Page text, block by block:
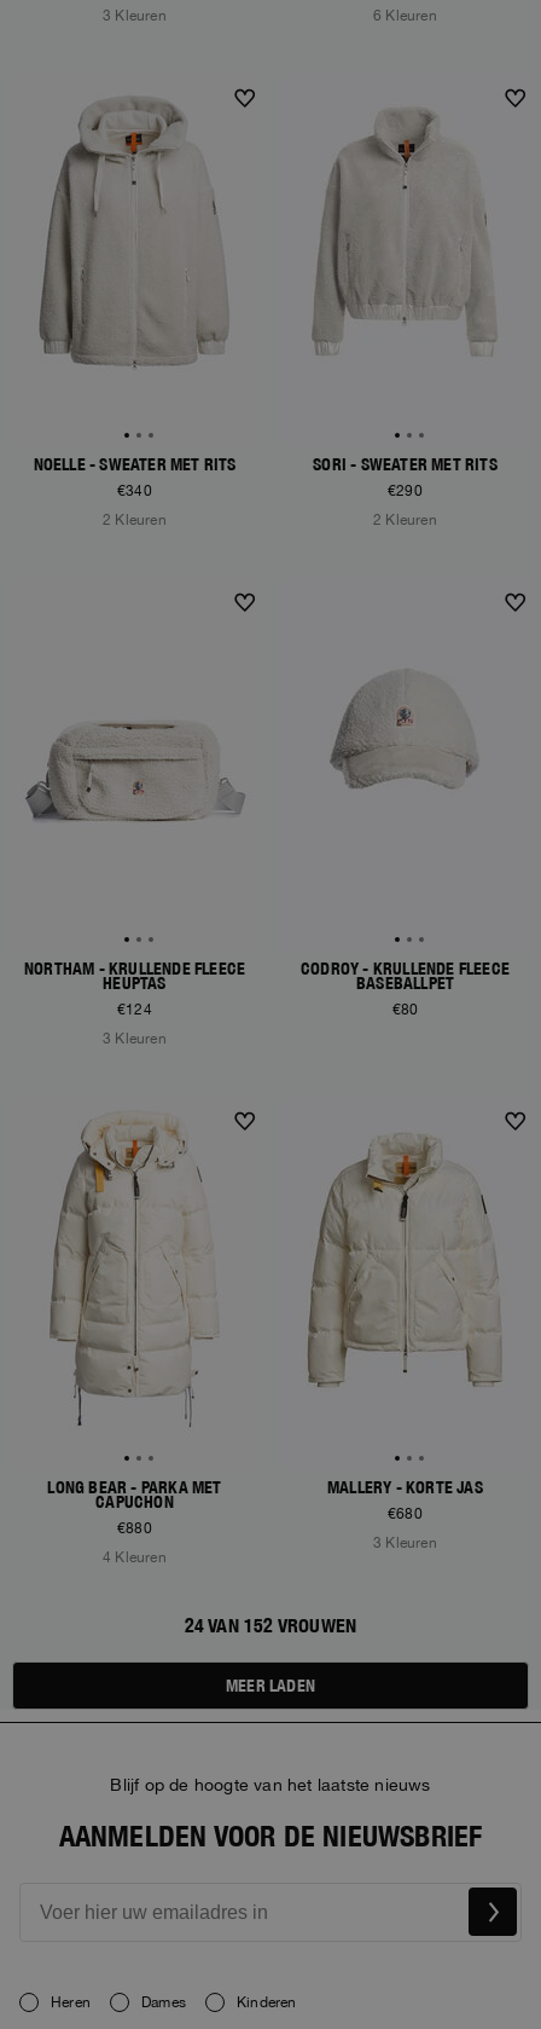
3 Kleuren
6 Kleuren
NEW ARRIVALS
NOELLE - SWEATER MET RITS
€340
2 Kleuren
NEW ARRIVALS
SORI - SWEATER MET RITS
€290
2 Kleuren
NORTHAM - KRULLENDE FLEECE
HEUPTAS
€124
3 Kleuren
CODROY - KRULLENDE FLEECE
BASEBALLPET
€80
NEW ARRIVALS
LONG BEAR - PARKA MET
CAPUCHON
€880
4 Kleuren
NEW ARRIVALS
MALLERY - KORTE JAS
€680
3 Kleuren
24 VAN 152 VROUWEN
MEER LADEN
Blijf op de hoogte van het laatste nieuws
AANMELDEN VOOR DE NIEUWSBRIEF
Heren Dames Kinderen